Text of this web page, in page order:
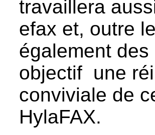
travaillera
efax et, outre
également
objectif une
conviviale de
HylaFAX.